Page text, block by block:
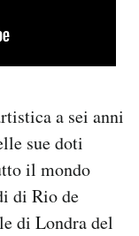
a sei anni
sue doti
il mondo
di Rio de
di Londra del